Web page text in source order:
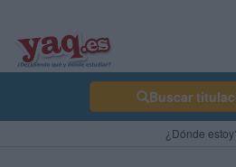
Buscar
¿Dónde